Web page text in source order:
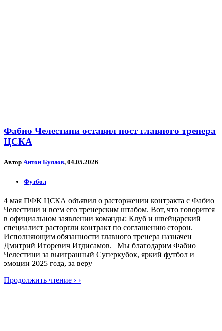
Фабио Челестини оставил пост главного тренера
ЦСКА
Автор Антон Буялов, 04.05.2026
Футбол
4 мая ПФК ЦСКА объявил о расторжении контракта с Фабио
Челестини и всем его тренерским штабом. Вот, что говорится
в официальном заявлении команды: Клуб и швейцарский
специалист расторгли контракт по соглашению сторон.
Исполняющим обязанности главного тренера назначен
Дмитрий Игоревич Игдисамов. Мы благодарим Фабио
Челестини за выигранный Суперкубок, яркий футбол и
эмоции 2025 года, за веру
Продолжить чтение › ›